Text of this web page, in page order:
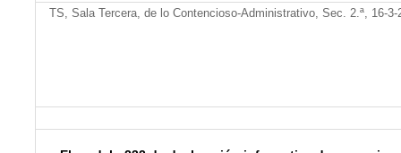
TS, Sala Tercera, de lo Contencioso-Administrativo, Sec. 2.ª, 16-3-